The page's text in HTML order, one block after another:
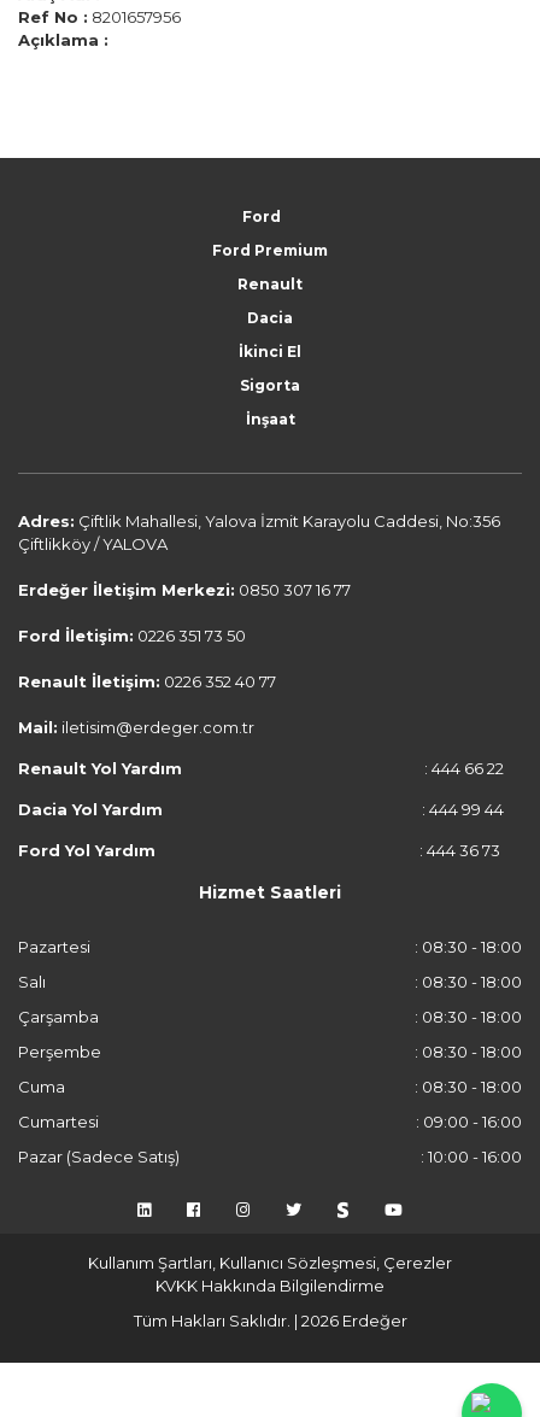
Ref No : 8201657956
Açıklama :
Ford
Ford Premium
Renault
Dacia
İkinci El
Sigorta
İnşaat
Adres: Çiftlik Mahallesi, Yalova İzmit Karayolu Caddesi, No:356
Çiftlikköy / YALOVA
Erdeğer İletişim Merkezi: 0850 307 16 77
Ford İletişim: 0226 351 73 50
Renault İletişim: 0226 352 40 77
Mail: iletisim@erdeger.com.tr
Renault Yol Yardım : 444 66 22
Dacia Yol Yardım : 444 99 44
Ford Yol Yardım : 444 36 73
Hizmet Saatleri
Pazartesi
: 08:30 - 18:00
Salı
: 08:30 - 18:00
Çarşamba
: 08:30 - 18:00
Perşembe
: 08:30 - 18:00
Cuma
: 08:30 - 18:00
Cumartesi
: 09:00 - 16:00
Pazar (Sadece Satış)
: 10:00 - 16:00
Kullanım Şartları, Kullanıcı Sözleşmesi, Çerezler
KVKK Hakkında Bilgilendirme
Tüm Hakları Saklıdır. | 2026 Erdeğer